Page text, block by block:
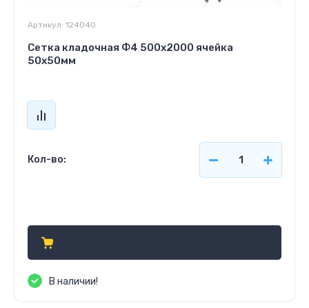
Артикул: 124040
Сетка кладочная Ф4 500х2000 ячейка
50х50мм
Кол-во:
В наличии!